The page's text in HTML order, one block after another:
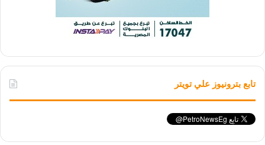
تابع بترونيوز علي تويتر